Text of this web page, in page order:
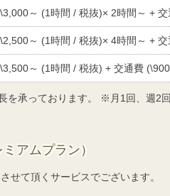
\3,000～ (1時間 / 税抜)× 2時間～ +
\2,500～ (1時間 / 税抜)× 4時間～ +
\3,500～ (1時間 / 税抜) + 交通費
を承っております。 ※月1回、週2
ミアムプラン）
せて頂くサービスでございます。